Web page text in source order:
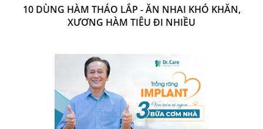
10 DÙNG HÀM THÁO LẮP - ĂN NHAI KHÓ KHĂN,
XƯƠNG HÀM TIÊU ĐI NHIỀU